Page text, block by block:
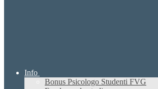
Info
Bonus Psicologo Studenti FVG